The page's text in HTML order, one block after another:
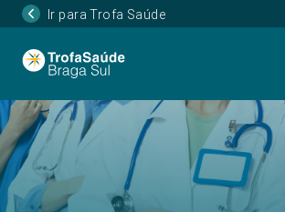
Ir para Trofa Saúde